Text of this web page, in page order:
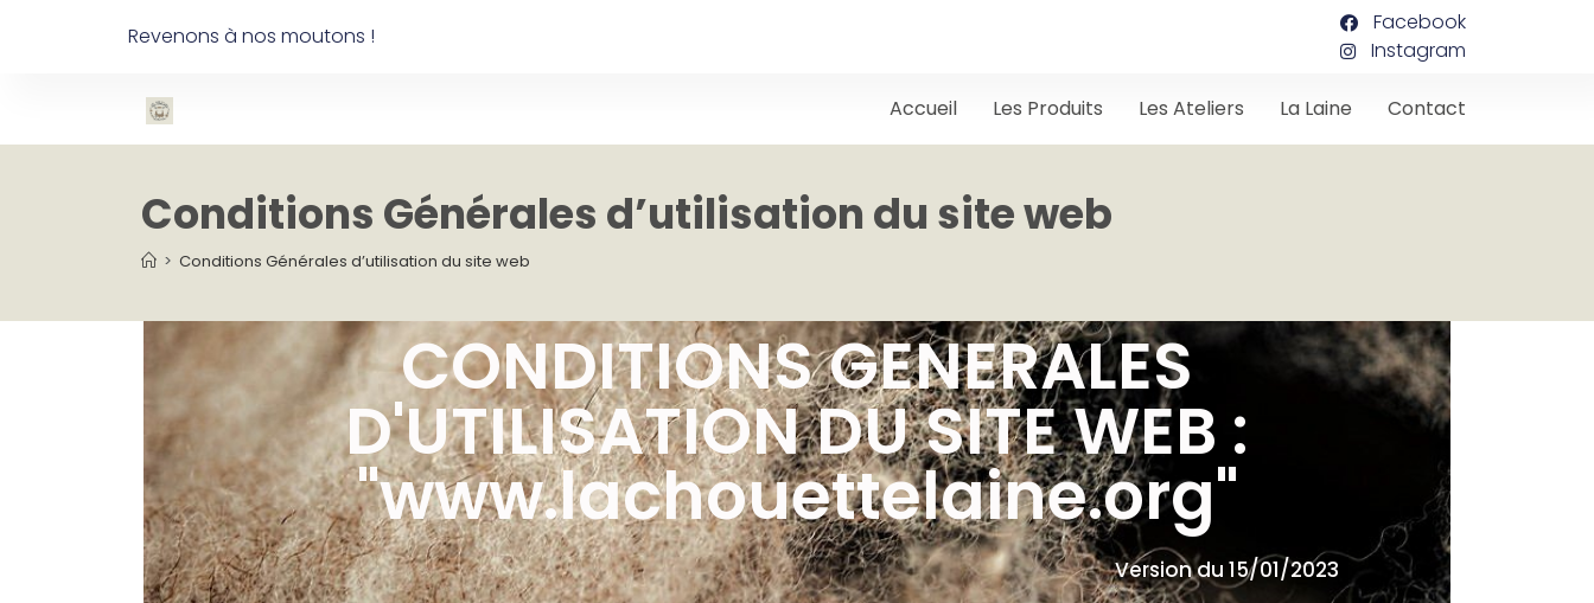
Revenons à nos moutons !
Facebook
Instagram
Accueil Les Produits Les Ateliers La Laine Contact
Conditions Générales d’utilisation du site web
> Conditions Générales d’utilisation du site web
CONDITIONS GENERALES
D'UTILISATION DU SITE WEB :
"www.lachouettelaine.org"
Version du 15/01/2023